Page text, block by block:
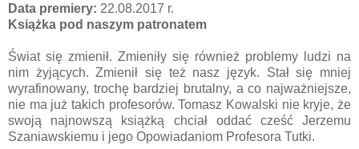
Data premiery: 22.08.2017 r.
Książka pod naszym patronatem
Świat się zmienił. Zmieniły się również problemy ludzi na
nim żyjących. Zmienił się też nasz język. Stał się mniej
wyrafinowany, trochę bardziej brutalny, a co najważniejsze,
nie ma już takich profesorów. Tomasz Kowalski nie kryje, że
swoją najnowszą książką chciał oddać cześć Jerzemu
Szaniawskiemu i jego Opowiadaniom Profesora Tutki.